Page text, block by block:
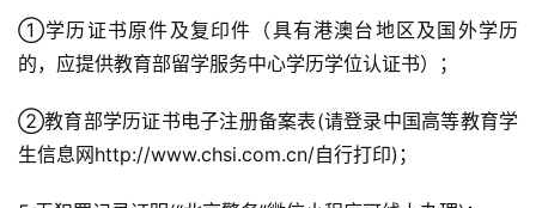
①学历证书原件及复印件（具有港澳台地区及国外学历
的，应提供教育部留学服务中心学历学位认证书）；
②教育部学历证书电子注册备案表(请登录中国高等教育学
生信息网http://www.chsi.com.cn/自行打印)；